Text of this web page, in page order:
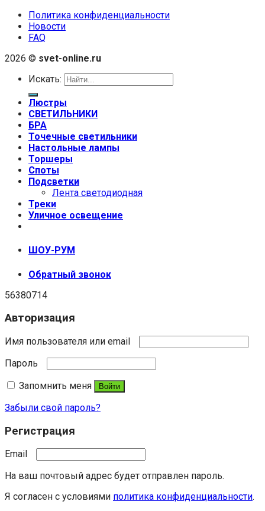
Политика конфиденциальности
Новости
FAQ
2026 © svet-online.ru
Искать:
Люстры
СВЕТИЛЬНИКИ
БРА
Точечные светильники
Настольные лампы
Торшеры
Споты
Подсветки
Лента светодиодная
Треки
Уличное освещение
ШОУ-РУМ
Обратный звонок
56380714
Авторизация
Имя пользователя или email
Пароль
Запомнить меня
Войти
Забыли свой пароль?
Регистрация
Email
На ваш почтовый адрес будет отправлен пароль.
Я согласен с условиями политика конфиденциальности.